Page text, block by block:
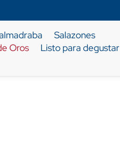
Salazones
Oros
Listo para degustar